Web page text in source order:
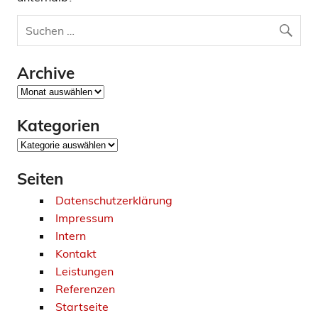
Archive
Archive
Kategorien
Kategorien
Seiten
Datenschutzerklärung
Impressum
Intern
Kontakt
Leistungen
Referenzen
Startseite